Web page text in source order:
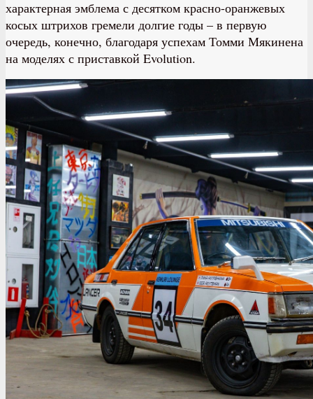
характерная эмблема с десятком красно-оранжевых
косых штрихов гремели долгие годы – в первую
очередь, конечно, благодаря успехам Томми Мякинена
на моделях с приставкой Evolution.